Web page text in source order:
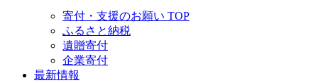
寄付・支援のお願い TOP
ふるさと納税
遺贈寄付
企業寄付
最新情報